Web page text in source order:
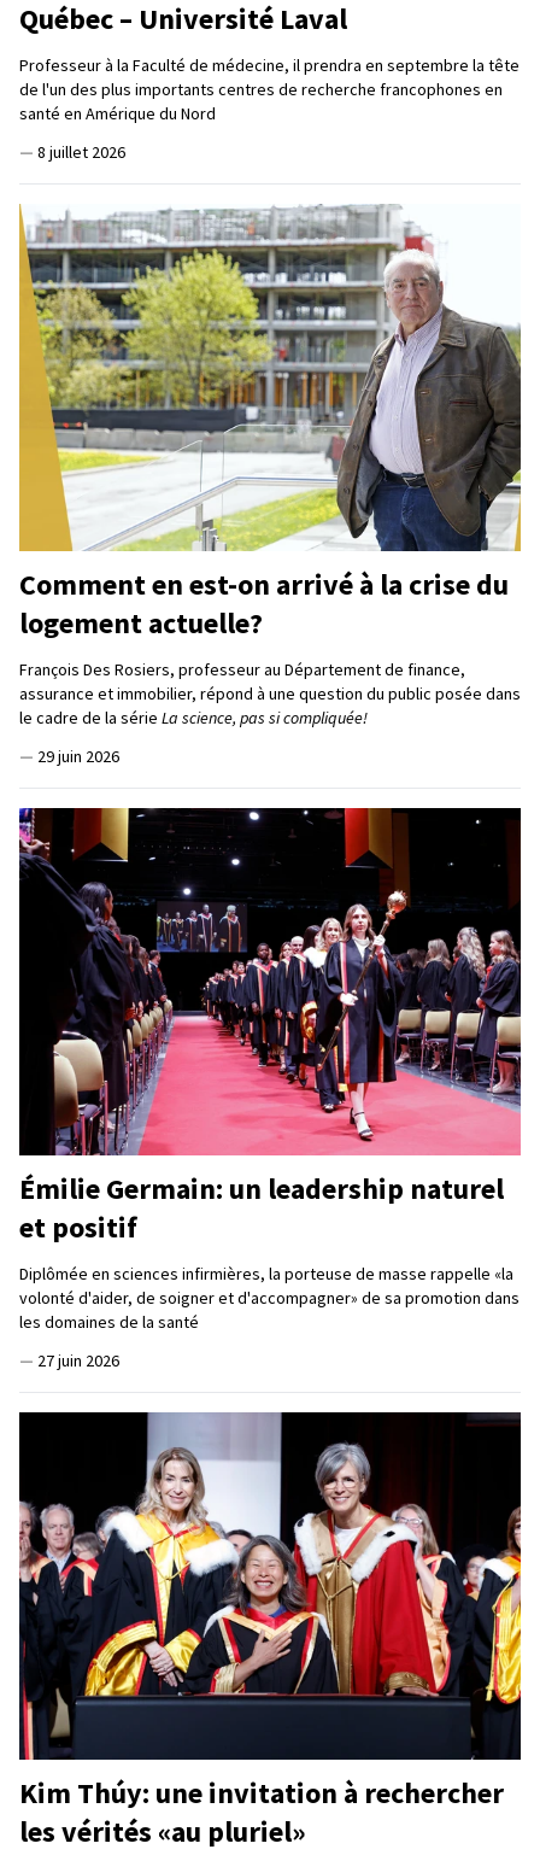
Québec – Université Laval
Professeur à la Faculté de médecine, il prendra en septembre la tête
de l'un des plus importants centres de recherche francophones en
santé en Amérique du Nord
— 8 juillet 2026
Comment en est-on arrivé à la crise du
logement actuelle?
François Des Rosiers, professeur au Département de finance,
assurance et immobilier, répond à une question du public posée dans
le cadre de la série La science, pas si compliquée!
— 29 juin 2026
Émilie Germain: un leadership naturel
et positif
Diplômée en sciences infirmières, la porteuse de masse rappelle «la
volonté d'aider, de soigner et d'accompagner» de sa promotion dans
les domaines de la santé
— 27 juin 2026
Kim Thúy: une invitation à rechercher
les vérités «au pluriel»